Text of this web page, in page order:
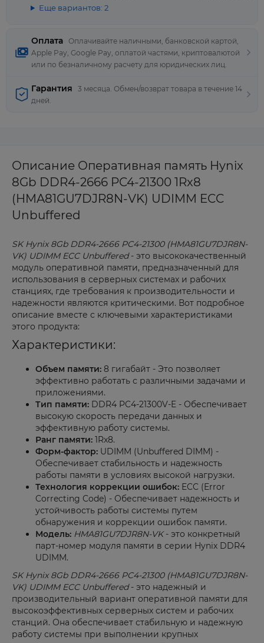
Оплата
Оплачивайте наличными, банковской картой,
Apple Pay, Google Pay, оплатой частями, криптовалютой
или по безналичному расчету для юридических лиц.
Еще вариантов: 2
Гарантия
3 месяца. Обмен/возврат товара в течение 14
дней.
Описание Оперативная память Hynix
8Gb DDR4-2666 PC4-21300 1Rx8
(HMA81GU7DJR8N-VK) UDIMM ECC
Unbuffered
SK Hynix 8Gb DDR4-2666 PC4-21300 (HMA81GU7DJR8N-
VK) UDIMM ECC Unbuffered- это высококачественный
модуль оперативной памяти, предназначенный для
использования в серверных системах и рабочих
станциях, где требования к производительности и
надежности являются критическими. Вот подробное
описание вместе с ключевыми характеристиками
этого продукта:
Характеристики:
Объем памяти: 8 гигабайт - Это позволяет
эффективно работать с различными задачами и
приложениями.
Тип памяти: DDR4 PC4-21300V-E - Обеспечивает
высокую скорость передачи данных и
эффективную работу системы.
Ранг памяти: 1Rx8.
Форм-фактор: UDIMM (Unbuffered DIMM) -
Обеспечивает стабильность и надежность
работы памяти в условиях высокой нагрузки.
Технология коррекции ошибок: ECC (Error
Correcting Code) - Обеспечивает надежность и
устойчивость работы системы путем
обнаружения и коррекции ошибок памяти.
Модель: HMA81GU7DJR8N-VK- это конкретный
парт-номер модуля памяти в серии Hynix DDR4
UDIMM.
SK Hynix 8Gb DDR4-2666 PC4-21300 (HMA81GU7DJR8N-
VK) UDIMM ECC Unbuffered- это надежный и
производительный вариант оперативной памяти для
высокоэффективных серверных систем и рабочих
станций. Она обеспечивает стабильную и надежную
работу системы при выполнении крупных